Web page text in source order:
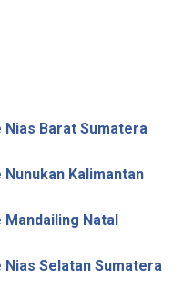
Barat Sumatera
Kalimantan
Natal
Selatan Sumatera